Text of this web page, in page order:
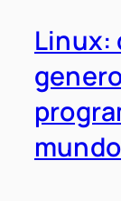
Linux:
mundo